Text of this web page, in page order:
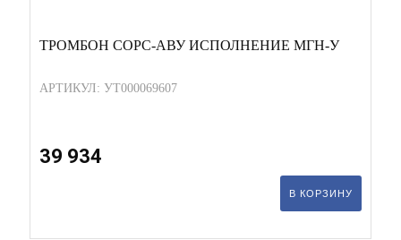
ТРОМБОН СОРС-АВУ ИСПОЛНЕНИЕ МГН-У
АРТИКУЛ: УТ000069607
39 934
В КОРЗИНУ